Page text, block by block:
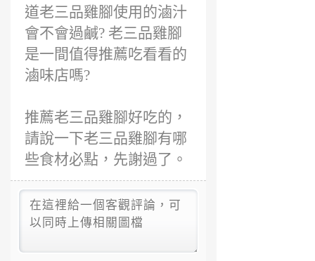
道老三品雞腳使用的滷汁
會不會過鹹? 老三品雞腳
是一間值得推薦吃看看的
滷味店嗎?
推薦老三品雞腳好吃的，
請說一下老三品雞腳有哪
些食材必點，先謝過了。